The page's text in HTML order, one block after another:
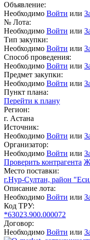
Объявление:
Необходимо Войти или
№ Лота:
Необходимо Войти или
Тип закупки:
Необходимо Войти или
Способ проведения:
Необходимо Войти или
Предмет закупки:
Необходимо Войти или
Пункт плана:
Перейти к плану
Регион:
г. Астана
Источник:
Необходимо Войти или
Организатор:
Необходимо Войти или
Проверить контрагента
Место поставки:
г.Нур-Султан, район
Описание лота:
Необходимо Войти или
Код ТРУ:
*63023.900.000072
Договор:
Необходимо Войти или